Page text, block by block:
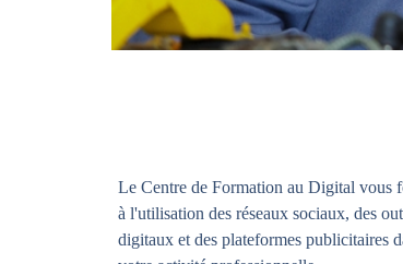
Le Centre de Formation au Digital vous
à l'utilisation des réseaux sociaux, des
digitaux et des plateformes publicitaires